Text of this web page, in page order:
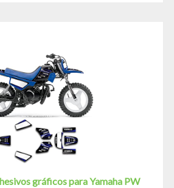
gráficos para Yamaha PW